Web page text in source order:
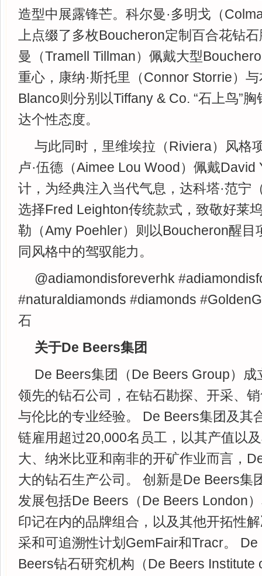
造型中展露锋芒。科尔曼·多明戈（
上点缀了多枚Boucheron定制百合花钻
曼（Tramell Tillman）佩戴大型
重心，康纳·斯托里（Connor Storrie）
Blanco则分别以Tiffany & Co. “石上鸟”
达个性态度。
与此同时，里维埃拉（Riviera）风格
卢·伍德（Aimee Lou Wood）佩戴David
计，为经典注入当代气息，达科塔·范宁
选择Fred Leighton传统款式，致敬好莱
勒（Amy Poehler）则以Boucheron醒目
同风格中的驾驭能力。
@adiamondisforeverhk
#naturaldiamonds #diamonds
石
关于De Beers集团
De Beers集团（De Beers Group）
领先的钻石公司，在钻石勘探、开采、
与伦比的专业经验。 De Beers集团及其
链雇用超过20,000名员工，以其产值以
大、纳米比亚和南非的开矿作业而言，
大的钻石生产公司。 创新是De Beers集
发展包括De Beers（De Beers London
印记在内的品牌组合，以及其他开拓性
采和可追溯性计划GemFair和Tracr。
Beers钻石研究机构（De Beers Institute